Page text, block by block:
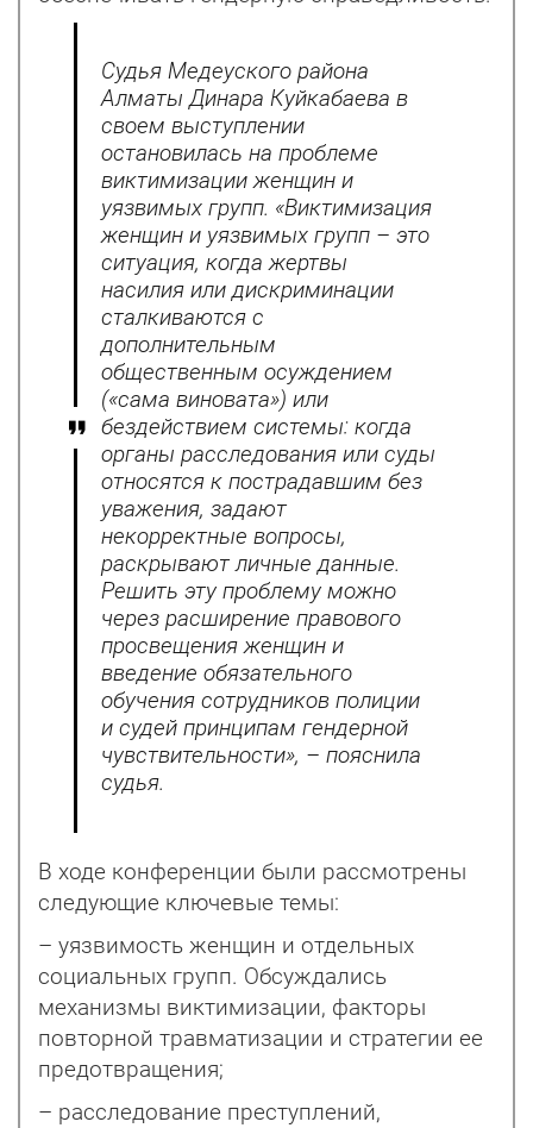
Судья Медеуского района
Алматы Динара Куйкабаева в
своем выступлении
остановилась на проблеме
виктимизации женщин и
уязвимых групп. «Виктимизация
женщин и уязвимых групп – это
ситуация, когда жертвы
насилия или дискриминации
сталкиваются с
дополнительным
общественным осуждением
(«сама виновата») или
бездействием системы: когда
органы расследования или суды
относятся к пострадавшим без
уважения, задают
некорректные вопросы,
раскрывают личные данные.
Решить эту проблему можно
через расширение правового
просвещения женщин и
введение обязательного
обучения сотрудников полиции
и судей принципам гендерной
чувствительности», – пояснила
судья.
В ходе конференции были рассмотрены
следующие ключевые темы:
– уязвимость женщин и отдельных
социальных групп. Обсуждались
механизмы виктимизации, факторы
повторной травматизации и стратегии ее
предотвращения;
– расследование преступлений,